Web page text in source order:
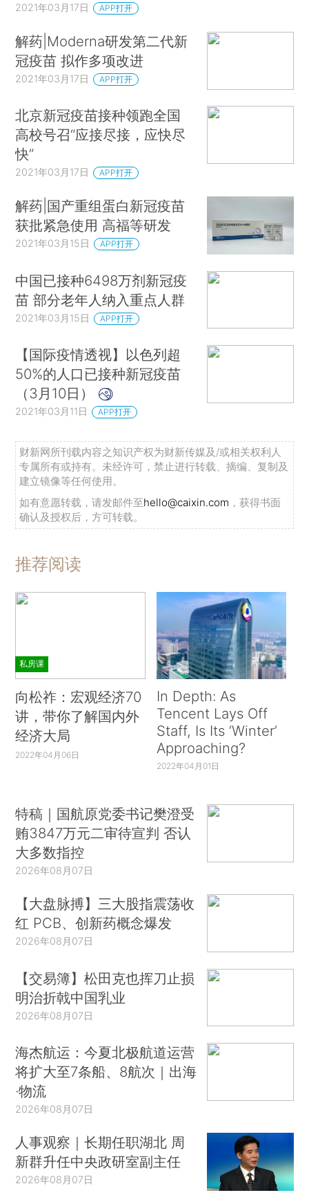
2021年03月17日 APP打开
解药|Moderna研发第二代新
冠疫苗 拟作多项改进
2021年03月17日 APP打开
北京新冠疫苗接种领跑全国
高校号召“应接尽接，应快尽
快”
2021年03月17日 APP打开
解药|国产重组蛋白新冠疫苗
获批紧急使用 高福等研发
2021年03月15日 APP打开
中国已接种6498万剂新冠疫
苗 部分老年人纳入重点人群
2021年03月15日 APP打开
【国际疫情透视】以色列超
50%的人口已接种新冠疫苗
（3月10日）
2021年03月11日 APP打开
财新网所刊载内容之知识产权为财新传媒及/或相关权利人
专属所有或持有。未经许可，禁止进行转载、摘编、复制及
建立镜像等任何使用。
如有意愿转载，请发邮件至hello@caixin.com ，获得书面
确认及授权后，方可转载。
推荐阅读
私房课
向松祚：宏观经济70
讲，带你了解国内外
经济大局
2022年04月06日
In Depth: As
Tencent Lays Off
Staff, Is Its ‘Winter’
Approaching?
2022年04月01日
特稿｜国航原党委书记樊澄受
贿3847万元二审待宣判 否认
大多数指控
2026年08月07日
【大盘脉搏】三大股指震荡收
红 PCB、创新药概念爆发
2026年08月07日
【交易簿】松田克也挥刀止损
明治折戟中国乳业
2026年08月07日
海杰航运：今夏北极航道运营
将扩大至7条船、8航次｜出海
·物流
2026年08月07日
人事观察｜长期任职湖北 周
新群升任中央政研室副主任
2026年08月07日